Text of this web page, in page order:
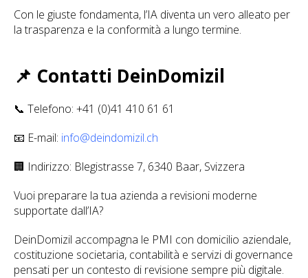
Con le giuste fondamenta, l’IA diventa un vero alleato per
la trasparenza e la conformità a lungo termine.
📌 Contatti DeinDomizil
📞 Telefono: +41 (0)41 410 61 61
📧 E-mail: info@deindomizil.ch
🏢 Indirizzo: Blegistrasse 7, 6340 Baar, Svizzera
Vuoi preparare la tua azienda a revisioni moderne
supportate dall’IA?
DeinDomizil accompagna le PMI con domicilio aziendale,
costituzione societaria, contabilità e servizi di governance
pensati per un contesto di revisione sempre più digitale.